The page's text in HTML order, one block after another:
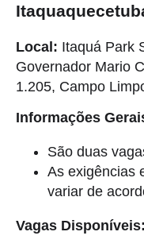
Local: Itaquá Park
Governador Mario
1.205, Campo
Informações
São duas
As exigências
variar de
Vagas Disponíveis: